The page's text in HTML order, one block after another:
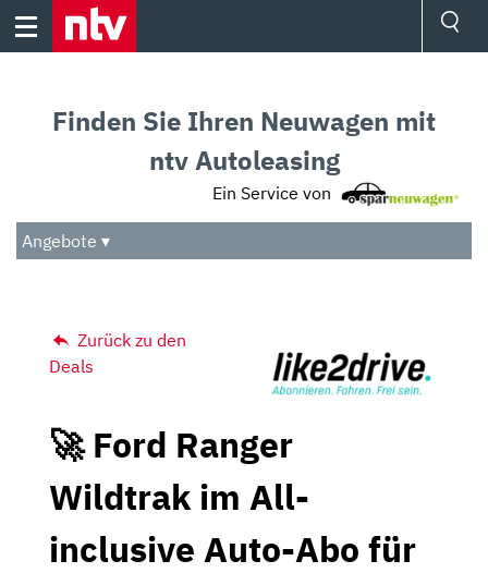
Skip
Audio
Das Beste
Finden Sie Ihren Neuwagen mit
ntv Autoleasing
Ein Service von
Angebote ▾
Zurück zu den
Deals
🚀 Ford Ranger
Wildtrak im All-
inclusive Auto-Abo für